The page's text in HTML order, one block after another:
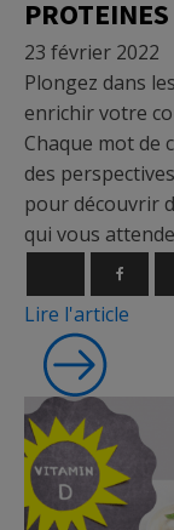
23 février 2022
Plongez dans
enrichir votre
Chaque mot de
des
pour découvrir
qui vous
Lire l'article